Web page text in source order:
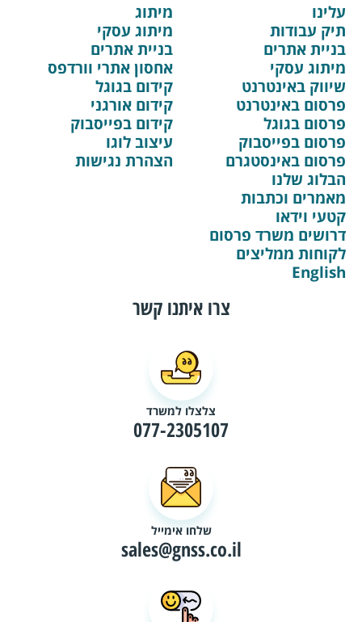
עלינו
תיק עבודות
בניית אתרים
מיתוג עסקי
שיווק באינטרנט
פרסום באינטרנט
פרסום בגוגל
פרסום בפייסבוק
פרסום באינסטגרם
הבלוג שלנו
מאמרים וכתבות
קטעי וידאו
דרושים משרד פרסום
לקוחות ממליצים
English
מיתוג
מיתוג עסקי
בניית אתרים
אחסון אתרי וורדפס
קידום בגוגל
קידום אורגני
קידום בפייסבוק
עיצוב לוגו
הצהרת נגישות
צרו איתנו קשר
צלצלו למשרד
077-2305107
שלחו אימייל
sales@gnss.co.il